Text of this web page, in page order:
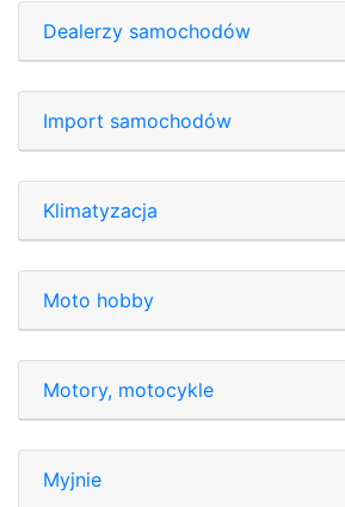
Dealerzy samochodów
Import samochodów
Klimatyzacja
Moto hobby
Motory, motocykle
Myjnie